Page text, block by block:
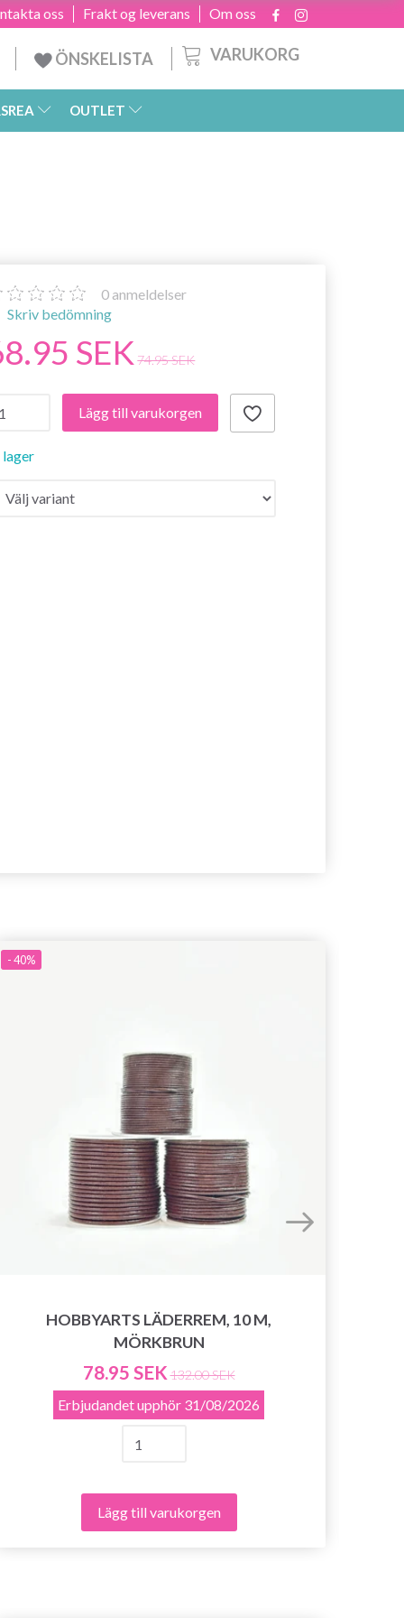
Om oss
Frakt og leverans
oss
VARUKORG
ÖNSKELISTA
OUTLET
0 anmeldelser
Skriv bedömning
SEK 74.95 SEK
Lägg till varukorgen
lager
- 40%
HOBBYARTS LÄDERREM, 10 M,
MÖRKBRUN
78.95 SEK 132.00 SEK
Erbjudandet upphör 31/08/2026
Lägg till varukorgen